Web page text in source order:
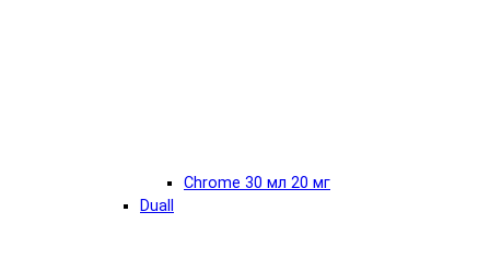
Chrome 30 мл 20 мг
Duall